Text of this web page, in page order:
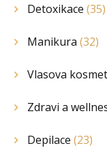
Detoxikace (35)
Manikura (32)
Vlasova
Zdravi a
Depilace (23)